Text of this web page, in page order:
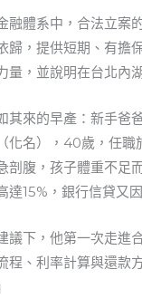
融體系中，合法立案
歸，提供短期、有擔
量，並說明在台北內
其來的早產：新手爸
化名），40歲，任職
剖腹，孩子體重不足
達15%，銀行信貸又
議下，他第一次走進
程、利率計算與還款